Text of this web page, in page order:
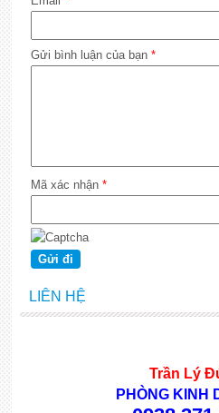
Gửi bình luận của bạn *
Mã xác nhận *
LIÊN HỆ
Trần Lý
PHÒNG KINH